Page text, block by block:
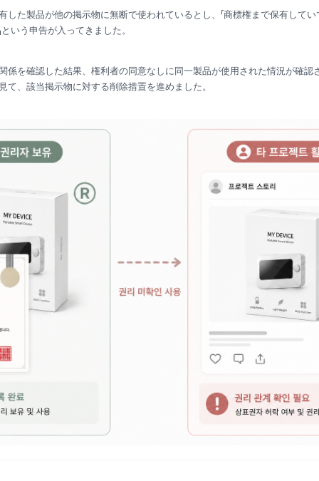
した製品が他の掲示物に無断で使われているとし、「商標権まで保有して
いう申告が入ってきました。
係を確認した結果、権利者の同意なしに同一製品が使用された情況が確認
て、該当掲示物に対する削除措置を進めました。